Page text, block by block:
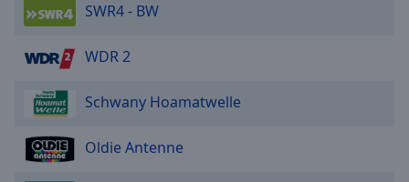
SWR4 - BW
WDR 2
Schwany Hoamatwelle
Oldie Antenne